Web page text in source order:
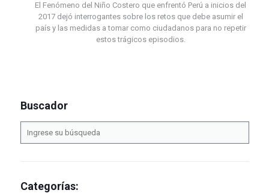
El Fenómeno del Niño Costero que enfrentó Perú a inicios del
2017 dejó interrogantes sobre los retos que debe asumir el
país y las medidas a tomar como ciudadanos para no repetir
estos trágicos episodios.
Buscador
Categorías: